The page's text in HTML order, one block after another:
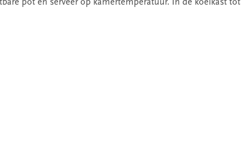
pot en serveer op kamertemperatuur. In de koelkast tot